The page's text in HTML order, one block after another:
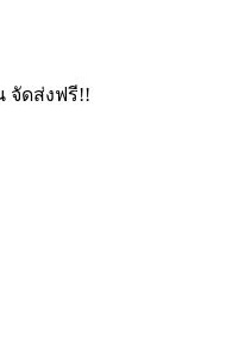
จัดส่งฟรี!!